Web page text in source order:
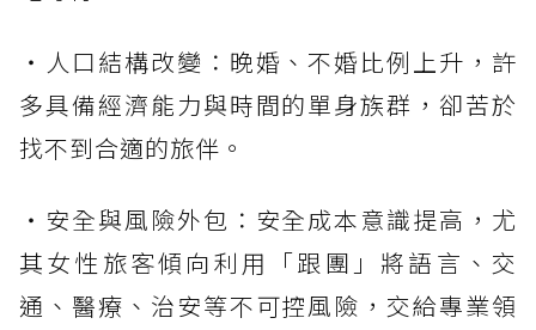
・人口結構改變：晚婚、不婚比例上升，許
多具備經濟能力與時間的單身族群，卻苦於
找不到合適的旅伴。
・安全與風險外包：安全成本意識提高，尤
其女性旅客傾向利用「跟團」將語言、交
通、醫療、治安等不可控風險，交給專業領